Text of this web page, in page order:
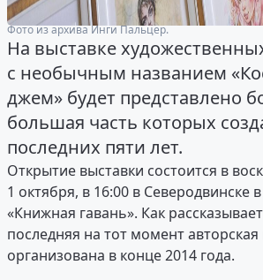
Фото из архива Инги Пальцер.
На выставке
с необычным названием
джем» будет представлено
большая часть которых
последних пяти лет.
Открытие выставки состоится в
1 октября, в 16:00 в Северодвинске
«Книжная гавань». Как
последняя на тот момент
организована в конце 2014 года.